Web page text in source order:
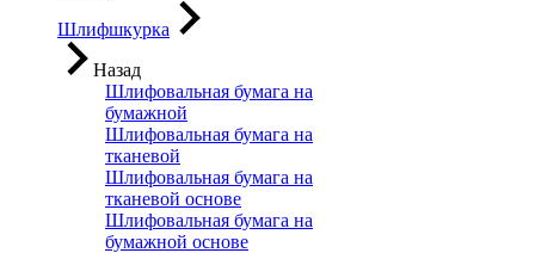
Шлифшкурка
Назад
Шлифовальная бумага на
бумажной
Шлифовальная бумага на
тканевой
Шлифовальная бумага на
тканевой основе
Шлифовальная бумага на
бумажной основе